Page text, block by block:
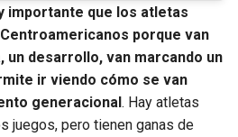
importante que los atletas
porque van
un desarrollo, van marcando un
ir viendo cómo se van
generacional. Hay atletas
juegos, pero tienen ganas de